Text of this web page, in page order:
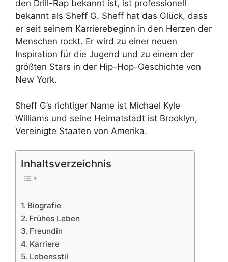
den Drill-Rap bekannt ist, ist professionell
bekannt als Sheff G. Sheff hat das Glück, dass
er seit seinem Karrierebeginn in den Herzen der
Menschen rockt. Er wird zu einer neuen
Inspiration für die Jugend und zu einem der
größten Stars in der Hip-Hop-Geschichte von
New York.
Sheff G’s richtiger Name ist Michael Kyle
Williams und seine Heimatstadt ist Brooklyn,
Vereinigte Staaten von Amerika.
Inhaltsverzeichnis
Biografie
Frühes Leben
Freundin
Karriere
Lebensstil